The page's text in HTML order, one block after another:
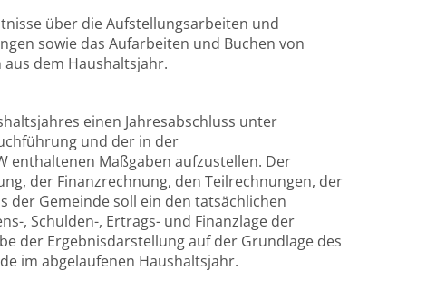
über die Aufstellungsarbeiten und
sowie das Aufarbeiten und Buchen von
dem Haushaltsjahr.
einen Jahresabschluss unter
und der in der
enthaltenen Maßgaben aufzustellen. Der
der Finanzrechnung, den Teilrechnungen, der
der Gemeinde soll ein den tatsächlichen
, Schulden-, Ertrags- und Finanzlage der
der Ergebnisdarstellung auf der Grundlage des
im abgelaufenen Haushaltsjahr.